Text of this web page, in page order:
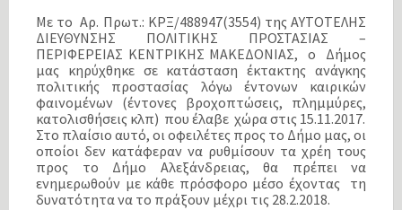
Με το Αρ. Πρωτ.: ΚΡΞ/488947(3554) της ΑΥΤΟΤΕΛΗΣ
ΔΙΕΥΘΥΝΣΗΣ ΠΟΛΙΤΙΚΗΣ ΠΡΟΣΤΑΣΙΑΣ –
ΠΕΡΙΦΕΡΕΙΑΣ ΚΕΝΤΡΙΚΗΣ ΜΑΚΕΔΟΝΙΑΣ, ο Δήμος
μας κηρύχθηκε σε κατάσταση έκτακτης ανάγκης
πολιτικής προστασίας λόγω έντονων καιρικών
φαινομένων (έντονες βροχοπτώσεις, πλημμύρες,
κατολισθήσεις κλπ) που έλαβε χώρα στις 15.11.2017.
Στο πλαίσιο αυτό, οι οφειλέτες προς το Δήμο μας, οι
οποίοι δεν κατάφεραν να ρυθμίσουν τα χρέη τους
προς το Δήμο Αλεξάνδρειας, θα πρέπει να
ενημερωθούν με κάθε πρόσφορο μέσο έχοντας τη
δυνατότητα να το πράξουν μέχρι τις 28.2.2018.